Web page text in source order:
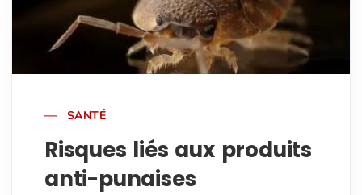
SANTÉ
Risques liés aux produits
anti-punaises